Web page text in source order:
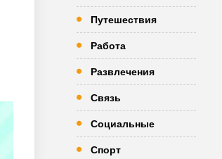
Путешествия
Работа
Развлечения
Связь
Социальные
Спорт